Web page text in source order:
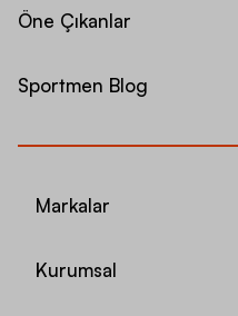
Öne Çıkanlar
Sportmen Blog
Markalar
Kurumsal